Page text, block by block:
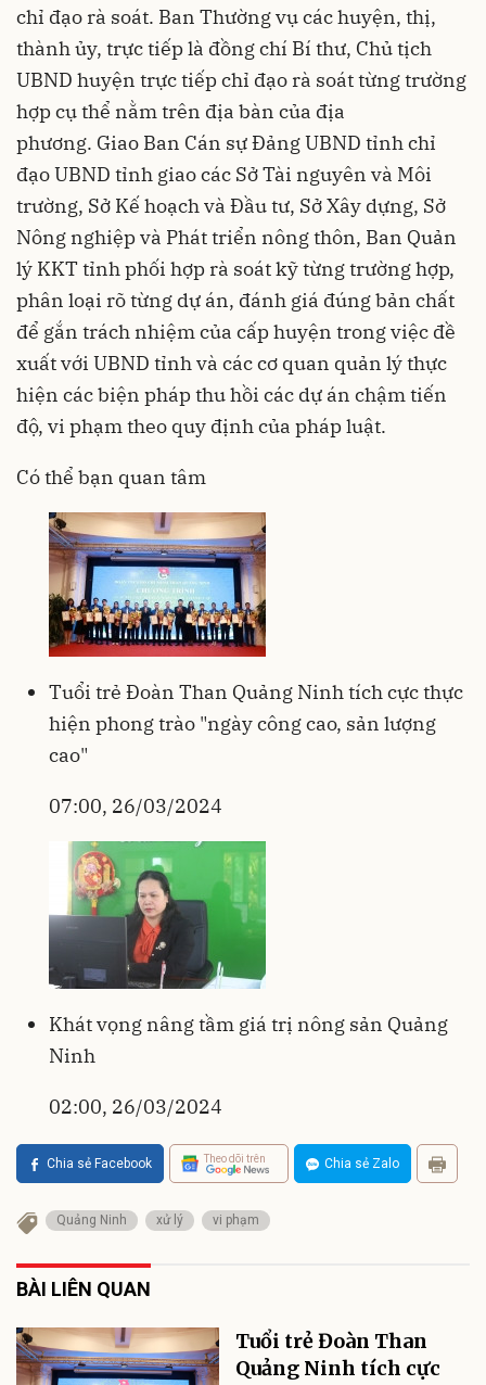
chỉ đạo rà soát. Ban Thường vụ các huyện, thị,
thành ủy, trực tiếp là đồng chí Bí thư, Chủ tịch
UBND huyện trực tiếp chỉ đạo rà soát từng trường
hợp cụ thể nằm trên địa bàn của địa
phương. Giao Ban Cán sự Đảng UBND tỉnh chỉ
đạo UBND tỉnh giao các Sở Tài nguyên và Môi
trường, Sở Kế hoạch và Đầu tư, Sở Xây dựng, Sở
Nông nghiệp và Phát triển nông thôn, Ban Quản
lý KKT tỉnh phối hợp rà soát kỹ từng trường hợp,
phân loại rõ từng dự án, đánh giá đúng bản chất
để gắn trách nhiệm của cấp huyện trong việc đề
xuất với UBND tỉnh và các cơ quan quản lý thực
hiện các biện pháp thu hồi các dự án chậm tiến
độ, vi phạm theo quy định của pháp luật.
Có thể bạn quan tâm
Tuổi trẻ Đoàn Than Quảng Ninh tích cực thực
hiện phong trào "ngày công cao, sản lượng
cao"
07:00, 26/03/2024
Khát vọng nâng tầm giá trị nông sản Quảng
Ninh
02:00, 26/03/2024
Chia sẻ Facebook Theo dõi trên Chia sẻ Zalo
Quảng Ninh xử lý vi phạm
BÀI LIÊN QUAN
Tuổi trẻ Đoàn Than
Quảng Ninh tích cực